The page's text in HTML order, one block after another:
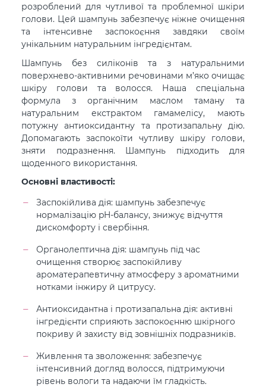
розроблений для чутливої та проблемної шкіри
голови. Цей шампунь забезпечує ніжне очищення
та інтенсивне заспокоєння завдяки своїм
унікальним натуральним інгредієнтам.
Шампунь без силіконів та з натуральними
поверхнево-активними речовинами м’яко очищає
шкіру голови та волосся. Наша спеціальна
формула з органічним маслом таману та
натуральним екстрактом гамамелісу, мають
потужну антиоксидантну та протизапальну дію.
Допомагають заспокоїти чутливу шкіру голови,
зняти подразнення. Шампунь підходить для
щоденного використання.
Основні властивості:
Заспокійлива дія: шампунь забезпечує
нормалізацію pH-балансу, знижує відчуття
дискомфорту і свербіння.
Органолептична дія: шампунь під час
очищення створює заспокійливу
ароматерапевтичну атмосферу з ароматними
нотками інжиру й цитрусу.
Антиоксидантна і протизапальна дія: активні
інгредієнти сприяють заспокоєнню шкірного
покриву й захисту від зовнішніх подразників.
Живлення та зволоження: забезпечує
інтенсивний догляд волосся, підтримуючи
рівень вологи та надаючи їм гладкість.